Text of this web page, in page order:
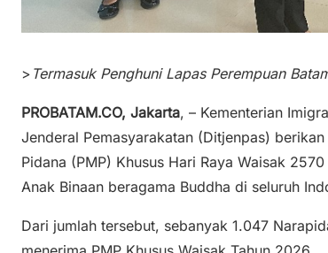
> Termasuk Penghuni Lapas Perempuan
PROBATAM.CO, Jakarta, – Kementerian
Jenderal Pemasyarakatan (Ditjenpas)
Pidana (PMP) Khusus Hari Raya Waisak
Anak Binaan beragama Buddha di seluruh
Dari jumlah tersebut, sebanyak 1.047